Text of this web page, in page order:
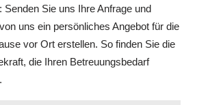
Senden Sie uns Ihre Anfrage und
uns ein persönliches Angebot für die
vor Ort erstellen. So finden Sie die
die Ihren Betreuungsbedarf